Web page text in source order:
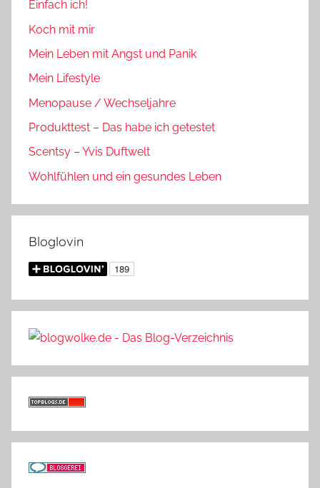
Einfach ich!
Koch mit mir
Mein Leben mit Angst und Panik
Mein Lifestyle
Menopause / Wechseljahre
Produkttest – Das habe ich getestet
Scentsy – Yvis Duftwelt
Wohlfühlen und ein gesundes Leben
Bloglovin